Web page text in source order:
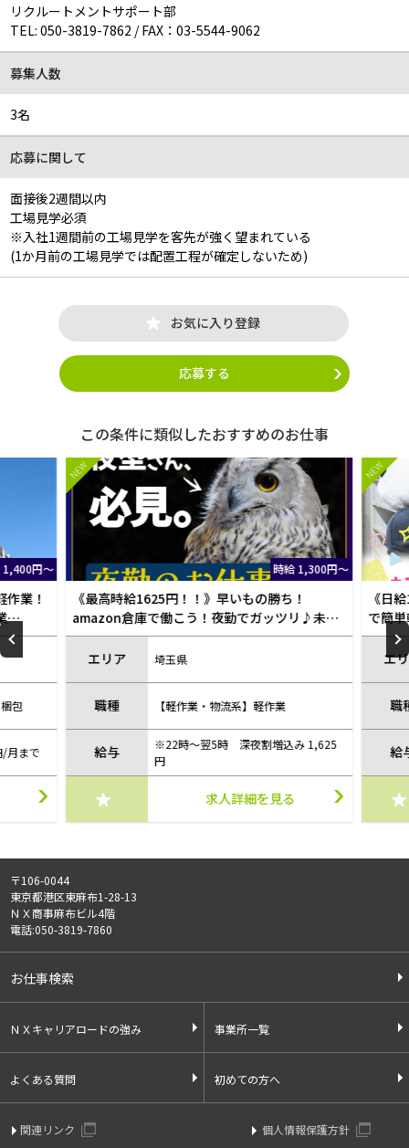
リクルートメントサポート部
TEL:050-3819-7862 /FAX：03-5544-9062
募集人数
3名
応募に関して
面接後2週間以内
工場見学必須
※入社1週間前の工場見学を客先が強く望まれている
(1か月前の工場見学では配置工程が確定しないため)
お気に入り登録
応募する
この条件に類似したおすすめのお仕事
円～
業！
包
まで
NEW
時給 1,300円～
《最高時給1625円！！》早いもの勝ち！
amazon倉庫で働こう！夜勤でガッツリ♪未経
験OK◎
エリア
埼玉県
職種 【軽作業・物流系】軽作業
給与
※22時～翌5時 深夜割増込み 1,625
円
求人詳細を見る
NEW
《日
で簡
エ
職
給
〒106-0044
東京都港区東麻布1-28-13
ＮＸ商事麻布ビル4階
電話:050-3819-7860
お仕事検索
ＮＸキャリアロードの強み 事業所一覧
よくある質問 初めての方へ
関連リンク 個人情報保護方針